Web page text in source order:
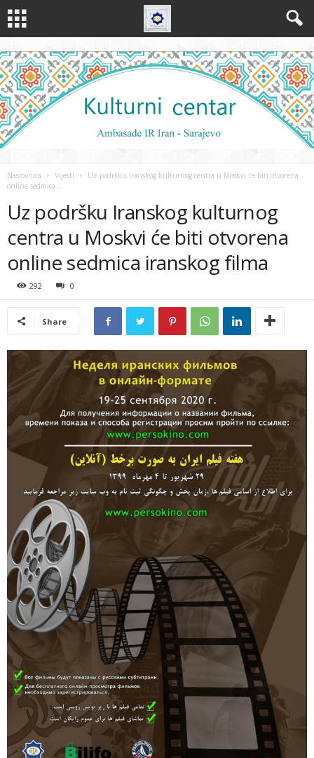
Naslovnica Vijesti
Uz podršku Iranskog kulturnog centra u Moskvi će biti otvorena
online sedmica...
Uz podršku Iranskog kulturnog
centra u Moskvi će biti otvorena
online sedmica iranskog filma
292 0
Share